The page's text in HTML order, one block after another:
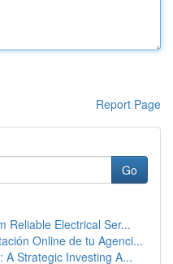
Report Page
Go
Reliable Electrical Ser...
Online de tu Agenci...
A Strategic Investing A...